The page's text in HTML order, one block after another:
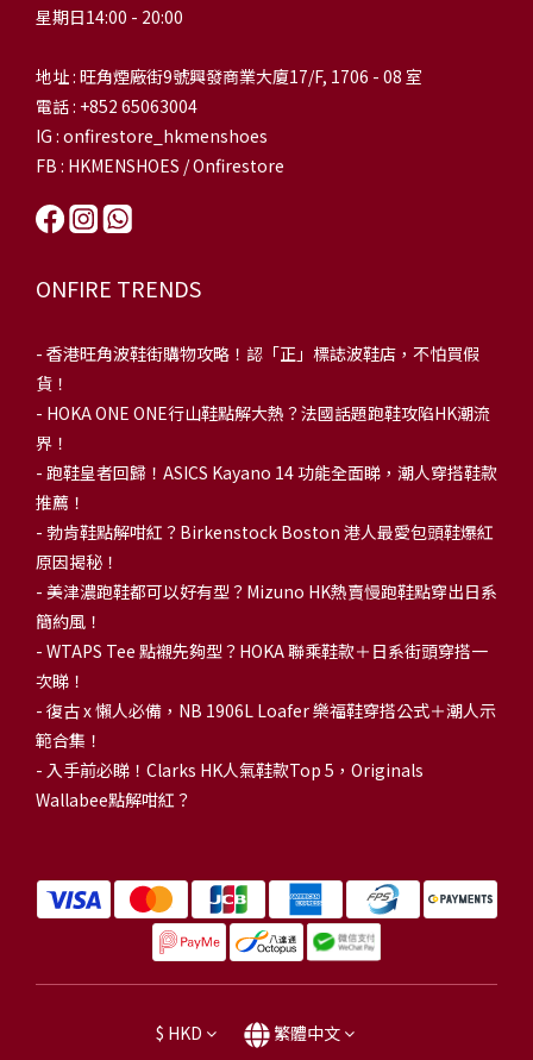
星期日14:00 - 20:00
地址 : 旺角煙廠街9號興發商業大廈17/F, 1706 - 08 室
電話 : +852 65063004
IG : onfirestore_hkmenshoes
FB : HKMENSHOES / Onfirestore
ONFIRE TRENDS
- 香港旺角波鞋街購物攻略！認「正」標誌波鞋店，不怕買假
貨！
- HOKA ONE ONE行山鞋點解大熱？法國話題跑鞋攻陷HK潮流
界！
- 跑鞋皇者回歸！ASICS Kayano 14 功能全面睇，潮人穿搭鞋款
推薦！
- 勃肯鞋點解咁紅？Birkenstock Boston 港人最愛包頭鞋爆紅
原因揭秘！
- 美津濃跑鞋都可以好有型？Mizuno HK熱賣慢跑鞋點穿出日系
簡約風！
- WTAPS Tee 點襯先夠型？HOKA 聯乘鞋款＋日系街頭穿搭一
次睇！
- 復古 x 懶人必備，NB 1906L Loafer 樂福鞋穿搭公式＋潮人示
範合集！
- 入手前必睇！Clarks HK人氣鞋款Top 5，Originals
Wallabee點解咁紅？
$ HKD 繁體中文